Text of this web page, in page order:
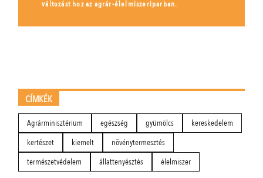
változást hoz az agrár-élelmiszeriparban.
CÍMKÉK
Agrárminisztérium egészség gyümölcs
kereskedelem
kertészet
kiemelt
növénytermesztés
természetvédelem
állattenyésztés élelmiszer